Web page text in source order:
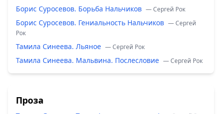
Борис Суросевов. Борьба Нальчиков — Сергей Рок
Борис Суросевов. Гениальность Нальчиков — Сергей
Рок
Тамила Синеева. Льяное — Сергей Рок
Тамила Синеева. Мальвина. Послесловие — Сергей Рок
Проза